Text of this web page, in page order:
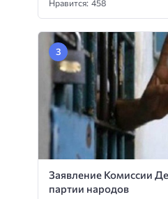
Нравится: 458
Заявление Комиссии
партии народов